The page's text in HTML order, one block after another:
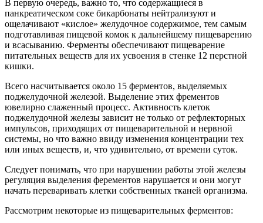
В первую очередь, важно то, что содержащиеся в
панкреатическом соке бикарбонаты нейтрализуют и
ощелачивают «кислое» желудочное содержимое, тем самым
подготавливая пищевой комок к дальнейшему пищеварению
и всасыванию. Ферменты обеспечивают пищеварение
питательных веществ для их усвоения в стенке 12 перстной
кишки.
Всего насчитывается около 15 ферментов, выделяемых
поджелудочной железой. Выделение этих фрементов
ювелирно слаженный процесс. Активность клеток
поджелудочной железы зависит не только от рефлекторных
импульсов, приходящих от пищеварительной и нервной
системы, но что важно ввиду изменения концентрации тех
или иных веществ, и, что удивительно, от времени суток.
Следует понимать, что при нарушении работы этой железы
регуляция выделения ферементов нарушается и они могут
начать переваривать клетки собственных тканей организма.
Рассмотрим некоторые из пищеварительных ферментов: